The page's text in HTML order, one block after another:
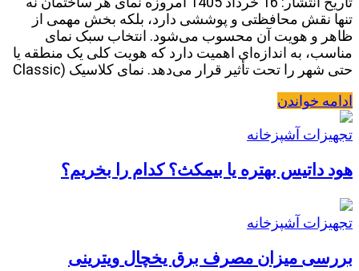
تنها نقش محافظتی و پوششی دارد، بلکه بخش مهمی از
ظاهر و هویت آن محسوب می‌شود. انتخاب سبک نمای
مناسب، به اندازه‌ای اهمیت دارد که هویت کلی یک منطقه یا
حتی شهر را تحت تأثیر قرار می‌دهد. نمای کلاسیک (Classic
ادامه خواندن
تجهیزات آشپزخانه
هود داتیس بهتره یا بیمکث؟ کدام را بخریم؟
تجهیزات آشپزخانه
بررسی میزان مصرف برق یخچال ویترینی